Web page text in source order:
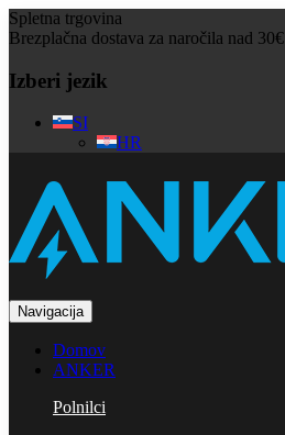
Spletna trgovina
Brezplačna dostava za naročila nad 30€
Izberi jezik
SI
HR
Navigacija
Domov
ANKER
Polnilci